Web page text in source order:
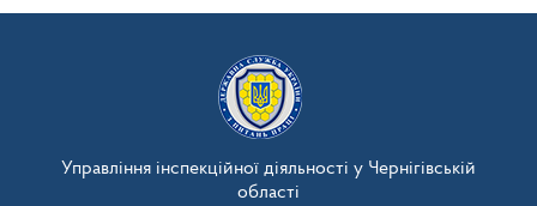
Управління інспекційної діяльності у Чернігівській
області